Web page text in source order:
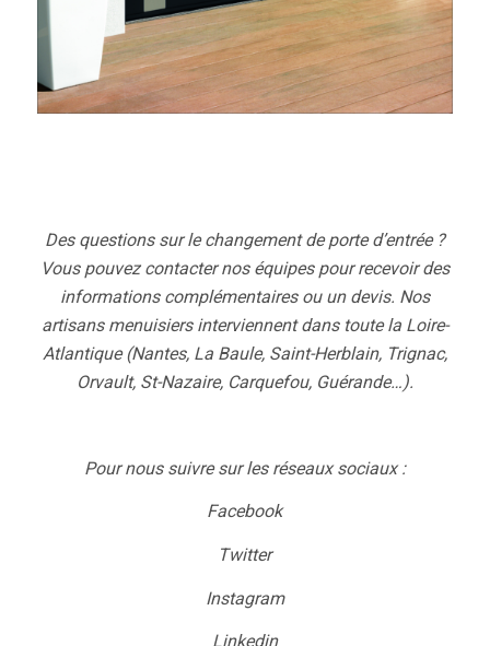
Des questions sur le changement de porte d’entrée ?
Vous pouvez contacter nos équipes pour recevoir des
informations complémentaires ou un devis. Nos
artisans menuisiers interviennent dans toute la Loire-
Atlantique (Nantes, La Baule, Saint-Herblain, Trignac,
Orvault, St-Nazaire, Carquefou, Guérande…).
Pour nous suivre sur les réseaux sociaux :
Facebook
Twitter
Instagram
Linkedin